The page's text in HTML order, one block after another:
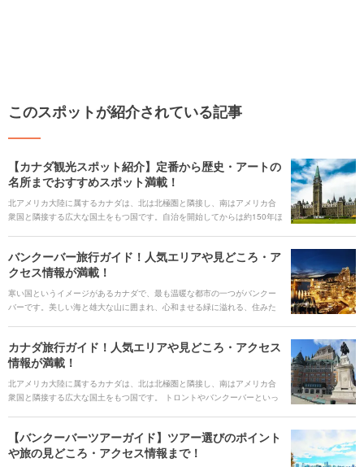
このスポットが紹介されている記事
【カナダ観光スポット紹介】定番から歴史・アートの
名所までおすすめスポット満載！
北アメリカ大陸に属するカナダは、北は北極圏と隣接し、南はアメリカ合
衆国と隣接する広大な国土をもつ国です。自治を開始してからは約150年ほ
まな表情を見せる大自然が共存しており、独特の魅力を持っています。 こ
の記事では、カナダ旅行の際には必ず訪れたい定番の観光スポットや必ず
情報まで、カナダの魅力やカナダ観光に役立つ情報をたっぷりご紹介して
いきます。
バンクーバー旅行ガイド！人気エリアや見どころ・ア
クセス情報が満載！
寒い国というイメージがあるカナダで、最も温暖な都市の一つがバンクー
バーです。美しい海と雄大な山に囲まれ、心和ませる緑に溢れる、住みた
っかり抑えたバンクーバー観光ができるように、人気エリアや見どころを
知っておきましょう。
カナダ旅行ガイド！人気エリアや見どころ・アクセス
情報が満載！
北アメリカ大陸に属するカナダは、北は北極圏と隣接し、南はアメリカ合
衆国と隣接する広大な国土をもつ国です。 トロントやバンクーバーといっ
場所だといえます。 この記事では、定番の観光スポットや必ず食べたい絶
品グルメ、そして主要都市ごとの交通手段やアクセスに関する情報まで、
【バンクーバーツアーガイド】ツアー選びのポイント
や旅の見どころ・アクセス情報まで！